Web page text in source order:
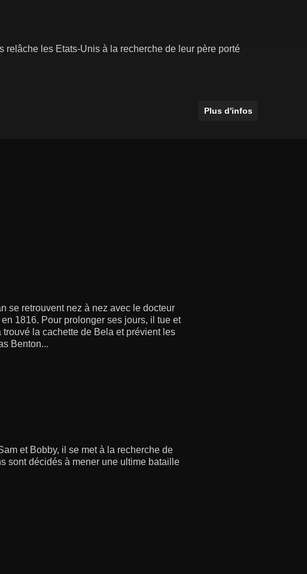
relâche les Etats-Unis à la recherche de leur père porté
Plus d'infos
se retrouvent nez à nez avec le docteur
1816. Pour prolonger ses jours, il tue et
la cachette de Bela et prévient les
Benton...
et Bobby, il se met à la recherche de
sont décidés à mener une ultime bataille